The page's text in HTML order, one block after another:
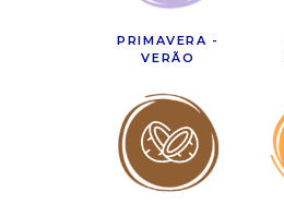
PRIMAVERA -
VERÃO